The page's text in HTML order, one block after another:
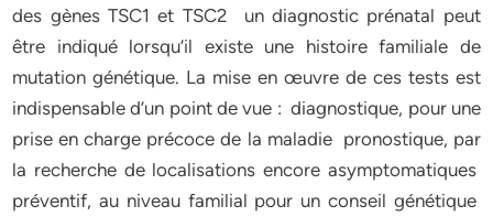
des gènes TSC1 et TSC2 un diagnostic prénatal peut
être indiqué lorsqu’il existe une histoire familiale de
mutation génétique. La mise en œuvre de ces tests est
indispensable d’un point de vue : diagnostique, pour une
prise en charge précoce de la maladie pronostique, par
la recherche de localisations encore asymptomatiques
préventif, au niveau familial pour un conseil génétique